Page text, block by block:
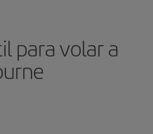
para volar a